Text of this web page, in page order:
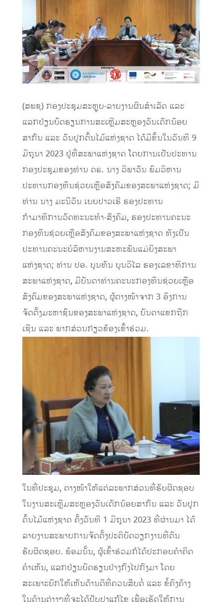
(ສພຊ) ກອງປະຊຸມສະຫຼຸບ-ລາຍງານຜົນສຳເລັດ ແລະ
ແລກປ່ຽນບົດຮຽນການສະເຫຼີມສະຫຼອງວັນເດັກນ້ອຍ
ສາກົນ ແລະ ວັນປູກຕົ້ນໄມ້ແຫ່ງຊາດ ໄດ້ມີຂຶ້ນໃນວັນທີ 9
ມິຖຸນາ 2023 ຢູ່ທີ່ສະພາແຫ່ງຊາດ ໂດຍການເປັນປະທານ
ກອງປະຊຸມຂອງທ່ານ ດຣ. ນາງ ວິພາວັນ ພົມວິຫານ
ປະທານກອງທຶນຊ່ວຍເຫຼືອສັງຄົມຂອງສະພາແຫ່ງຊາດ; ມີ
ທ່ານ ນາງ ມະນີວັນ ເຍຍປາວເຮີ ຮອງປະທານ
ກຳມາທິການວັດທະນະທຳ-ສັງຄົມ, ຮອງປະທານຄະນະ
ກອງທຶນຊ່ວຍເຫຼືອສັງຄົມຂອງສະພາແຫ່ງຊາດ ທັງເປັນ
ປະທານຄະນະບໍລິຫານງານສະຫະພັນແມ່ຍິງສະພາ
ແຫ່ງຊາດ; ທ່ານ ປອ. ບຸນທັນ ບຸນວິໄລ ຮອງເລຂາທິການ
ສະພາແຫ່ງຊາດ, ມີບັນດາທ່ານຄະນະກອງທຶນຊ່ວຍເຫຼືອ
ສັງຄົມຂອງສະພາແຫ່ງຊາດ, ຜູ້ຕາງໜ້າຈາກ 3 ອົງການ
ຈັດຕັ້ງມະຫາຊົນຂອງສະພາແຫ່ງຊາດ, ບັນດາແຂກຖືກ
ເຊີນ ແລະ ພາກສ່ວນກ່ຽວຂ້ອງເຂົ້າຮ່ວມ.
ໃນທີ່ປະຊຸມ, ຕາງໜ້າໃຫ້ແຕ່ລະພາກສ່ວນທີ່ຮັບຜິດຊອບ
ໃນງານສະເຫຼີມສະຫຼອງວັນເດັກນ້ອຍສາກົນ ແລະ ວັນປູກ
ຕົ້ນໄມ້ແຫ່ງຊາດ ຄັ້ງວັນທີ 1 ມິຖຸນາ 2023 ທີ່ຜ່ານມາ ໄດ້
ລາຍງານສະພາບການຈັດຕັ້ງປະຕິບັດວຽກງານທີ່ຕົນ
ຮັບຜິດຊອບ. ພ້ອມນັ້ນ, ຜູ້ເຂົ້າຮ່ວມກໍໄດ້ປະກອບຄຳຄິດ
ຄຳເຫັນ, ແລກປ່ຽນບົດຮຽນຢ່າງກົງໄປກົງມາ ໂດຍ
ສະເພາະຍົກໃຫ້ເຫັນດ້ານດີທີ່ຄວນສືບຕໍ່ ແລະ ຂໍ້ຄົງຄ້າງ
ໃນດ້ານຕ່າງໆທີ່ຈະໄດ້ປັບປຸງແກ້ໄຂ ເພື່ອເຮັດໃຫ້ການ